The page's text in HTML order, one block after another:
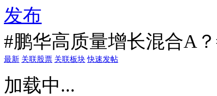
发布
#鹏华高质量增长混合A
最新 关联股票 关联板块 快速发帖
加载中...